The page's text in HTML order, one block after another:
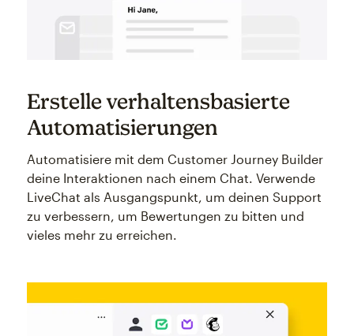
Erstelle verhaltensbasierte
Automatisierungen
Automatisiere mit dem Customer Journey Builder
deine Interaktionen nach einem Chat. Verwende
LiveChat als Ausgangspunkt, um deinen Support
zu verbessern, um Bewertungen zu bitten und
vieles mehr zu erreichen.